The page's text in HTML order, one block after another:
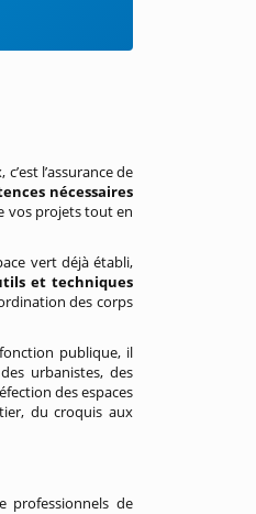
l’assurance de
nécessaires
vos projets tout en
vert déjà établi,
et techniques
des corps
publique, il
urbanistes, des
des espaces
du croquis aux
professionnels de